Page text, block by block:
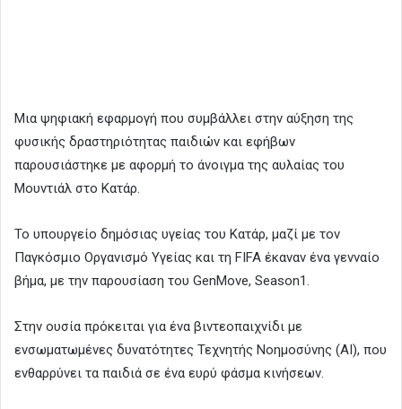
Μια ψηφιακή εφαρμογή που συμβάλλει στην αύξηση της
φυσικής δραστηριότητας παιδιών και εφήβων
παρουσιάστηκε με αφορμή το άνοιγμα της αυλαίας του
Μουντιάλ στο Κατάρ.
Το υπουργείο δημόσιας υγείας του Κατάρ, μαζί με τον
Παγκόσμιο Οργανισμό Υγείας και τη FIFA έκαναν ένα γενναίο
βήμα, με την παρουσίαση του GenMove, Season1.
Στην ουσία πρόκειται για ένα βιντεοπαιχνίδι με
ενσωματωμένες δυνατότητες Τεχνητής Νοημοσύνης (ΑΙ), που
ενθαρρύνει τα παιδιά σε ένα ευρύ φάσμα κινήσεων.